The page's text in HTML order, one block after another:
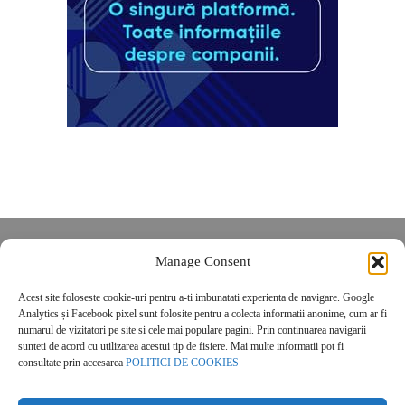
Manage Consent
Acest site foloseste cookie-uri pentru a-ti imbunatati experienta de navigare. Google
Analytics și Facebook pixel sunt folosite pentru a colecta informatii anonime, cum ar fi
numarul de vizitatori pe site si cele mai populare pagini. Prin continuarea navigarii
sunteti de acord cu utilizarea acestui tip de fisiere. Mai multe informatii pot fi
consultate prin accesarea POLITICI DE COOKIES
POLITICĂ DE CONFIDENȚIALITATE
Politica de cookies